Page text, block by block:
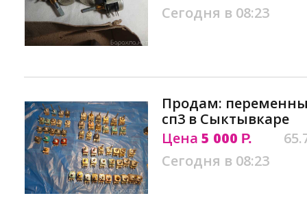
Сегодня в 08:23
Продам:
сп3 в Сыктывкаре
Цена 5 000 Р.
Сегодня в 08:23